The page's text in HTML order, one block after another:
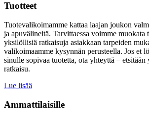
Tuotteet
Tuotevalikoimamme kattaa laajan joukon
ja apuvälineitä. Tarvittaessa voimme muokata
yksilöllisiä ratkaisuja asiakkaan tarpeiden
valikoimaamme kysynnän perusteella. Jos et
sinulle sopivaa tuotetta, ota yhteyttä – etsitään
ratkaisu.
Lue lisää
Ammattilaisille